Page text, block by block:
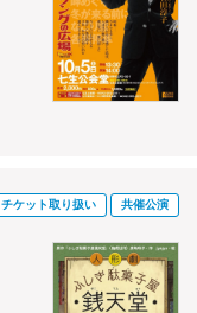
チケット取り扱い 共催公演